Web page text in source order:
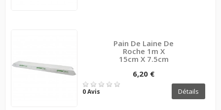
Pain De Laine De
Roche 1m X
15cm X 7.5cm
6,20 €
0 Avis Détails